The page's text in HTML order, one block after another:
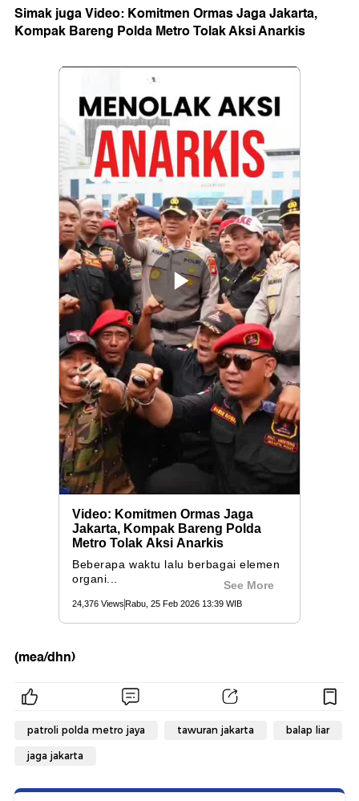
Simak juga Video: Komitmen Ormas Jaga Jakarta,
Kompak Bareng Polda Metro Tolak Aksi Anarkis
(mea/dhn)
patroli polda metro jaya tawuran jakarta balap liar
jaga jakarta